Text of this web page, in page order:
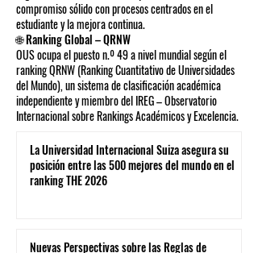
compromiso sólido con procesos centrados en el
estudiante y la mejora continua.
🌐 Ranking Global – QRNW
OUS ocupa el puesto n.º 49 a nivel mundial según el
ranking QRNW (Ranking Cuantitativo de Universidades
del Mundo), un sistema de clasificación académica
independiente y miembro del IREG – Observatorio
Internacional sobre Rankings Académicos y Excelencia.
La Universidad Internacional Suiza asegura su
posición entre las 500 mejores del mundo en el
ranking THE 2026
Nuevas Perspectivas sobre las Reglas de